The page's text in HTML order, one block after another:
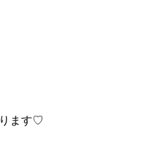
ます♡